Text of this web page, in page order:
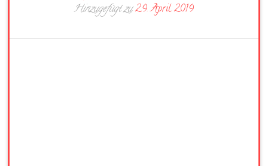
Hinzugefügt zu29. April 2019